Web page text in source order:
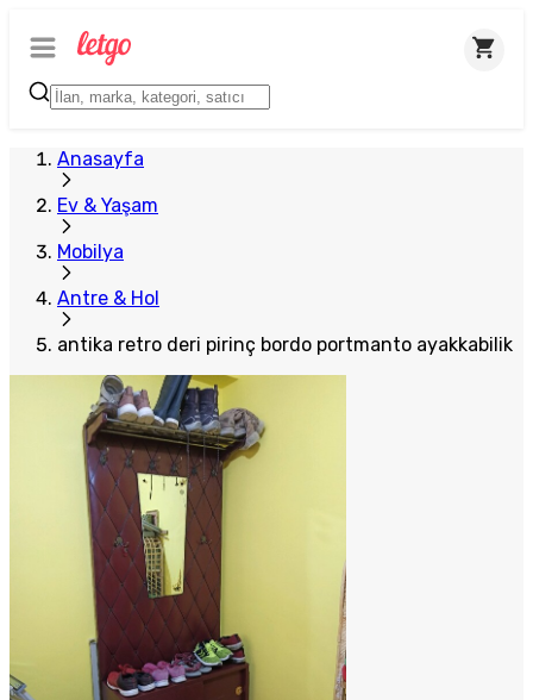
Anasayfa
Ev & Yaşam
Mobilya
Antre & Hol
antika retro deri pirinç bordo portmanto ayakkabilik